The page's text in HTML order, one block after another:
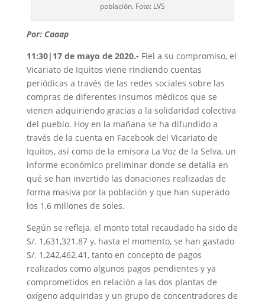
población. Foto: LVS
Por: Caaap
11:30|17 de mayo de 2020.- Fiel a su compromiso, el
Vicariato de Iquitos viene rindiendo cuentas
periódicas a través de las redes sociales sobre las
compras de diferentes insumos médicos que se
vienen adquiriendo gracias a la solidaridad colectiva
del pueblo. Hoy en la mañana se ha difundido a
través de la cuenta en Facebook del Vicariato de
Iquitos, así como de la emisora La Voz de la Selva, un
informe económico preliminar donde se detalla en
qué se han invertido las donaciones realizadas de
forma masiva por la población y que han superado
los 1,6 millones de soles.
Según se refleja, el monto total recaudado ha sido de
S/. 1,631,321.87 y, hasta el momento, se han gastado
S/. 1,242,462.41, tanto en concepto de pagos
realizados como algunos pagos pendientes y ya
comprometidos en relación a las dos plantas de
oxígeno adquiridas y un grupo de concentradores de